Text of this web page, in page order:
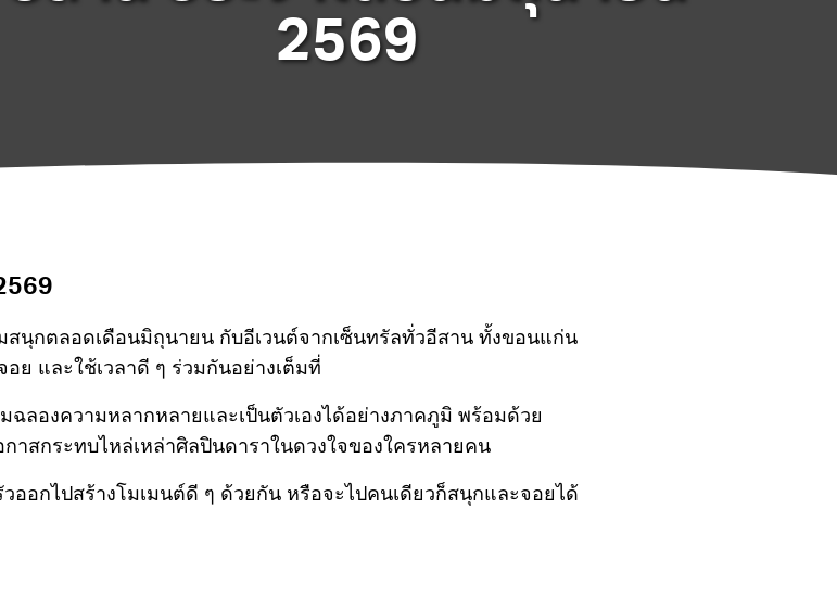
2569
นุกตลอดเดือนมิถุนายน กับอีเวนต์จากเซ็นทรัลทั่วอีสาน ทั้งขอนแก่น
ย และใช้เวลาดี ๆ ร่วมกันอย่างเต็มที่
ลองความหลากหลายและเป็นตัวเองได้อย่างภาคภูมิ พร้อมด้วย
าสกระทบไหล่เหล่าศิลปินดาราในดวงใจของใครหลายคน
อกไปสร้างโมเมนต์ดี ๆ ด้วยกัน หรือจะไปคนเดียวก็สนุกและจอยได้